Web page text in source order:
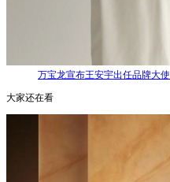
万宝龙宣布王安宇出任品牌大使
大家还在看